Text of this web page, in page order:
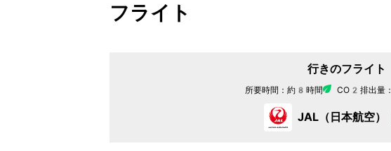
フライト
行きのフライト
所要時間： 約8時間 CO2排出量：
JAL（日本航空）